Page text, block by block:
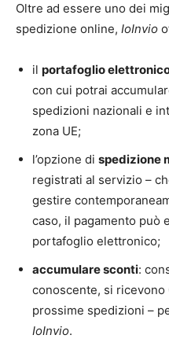
Oltre ad essere uno dei
spedizione online, IoInvio
il portafoglio
con cui potrai
spedizioni nazionali e
zona UE;
l’opzione di spedizione
registrati al servizio –
gestire
caso, il pagamento può
portafoglio elettronico;
accumulare sconti:
conoscente, si ricevono
prossime spedizioni –
IoInvio.